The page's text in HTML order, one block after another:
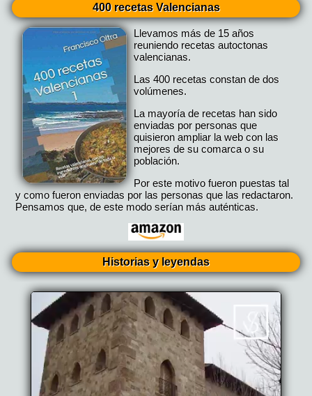
400 recetas Valencianas
Llevamos más de 15 años
reuniendo recetas autoctonas
valencianas.
Las 400 recetas constan de dos
volúmenes.
La mayoría de recetas han sido
enviadas por personas que
quisieron ampliar la web con las
mejores de su comarca o su
población.
Por este motivo fueron puestas tal
y como fueron enviadas por las personas que las redactaron.
Pensamos que, de este modo serían más auténticas.
Historias y leyendas